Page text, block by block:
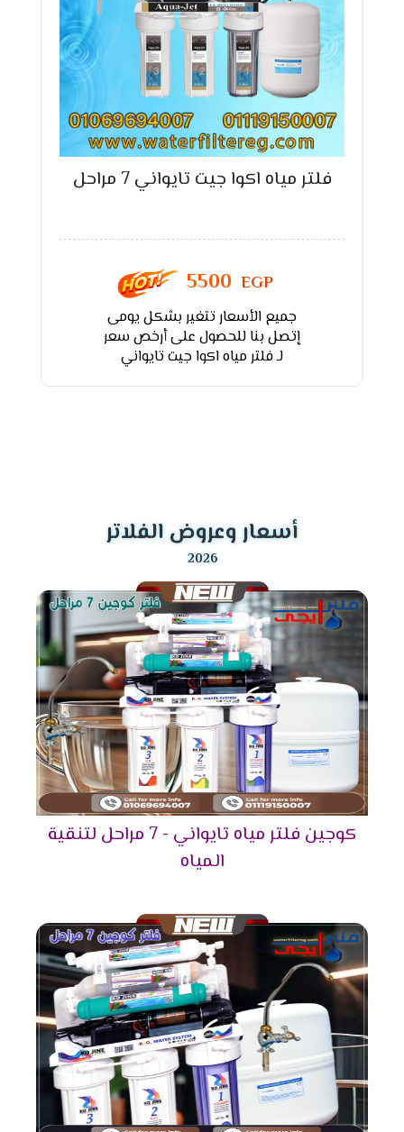
فلتر مياه اكوا جيت تايواني 7 مراحل
EGP
5500
جميع الأسعار تتغير بشكل يومى
إتصل بنا للحصول على أرخص سعر
لـ فلتر مياه اكوا جيت تايواني
أسعار وعروض الفلاتر
كوجين فلتر مياه تايواني - 7 مراحل لتنقية
المياه